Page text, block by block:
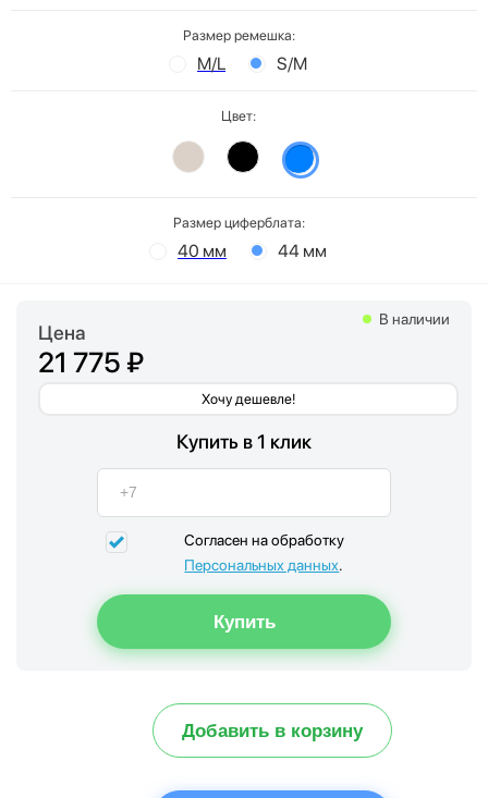
Размер ремешка:
M/L S/M
Цвет:
Размер циферблата:
40 мм 44 мм
Цена
21 775 ₽
Хочу дешевле!
В наличии
Купить в 1 клик
Согласен на обработку
Персональных данных.
Добавить в корзину